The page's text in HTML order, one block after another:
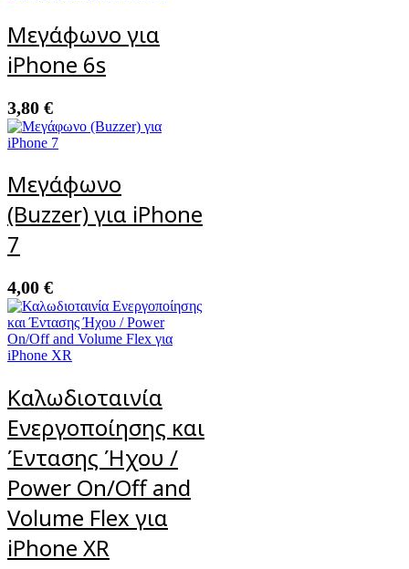
Μεγάφωνο για
iPhone 6s
3,80 €
Μεγάφωνο
(Buzzer) για iPhone
7
4,00 €
Καλωδιοταινία
Ενεργοποίησης και
Έντασης Ήχου /
Power On/Off and
Volume Flex για
iPhone XR